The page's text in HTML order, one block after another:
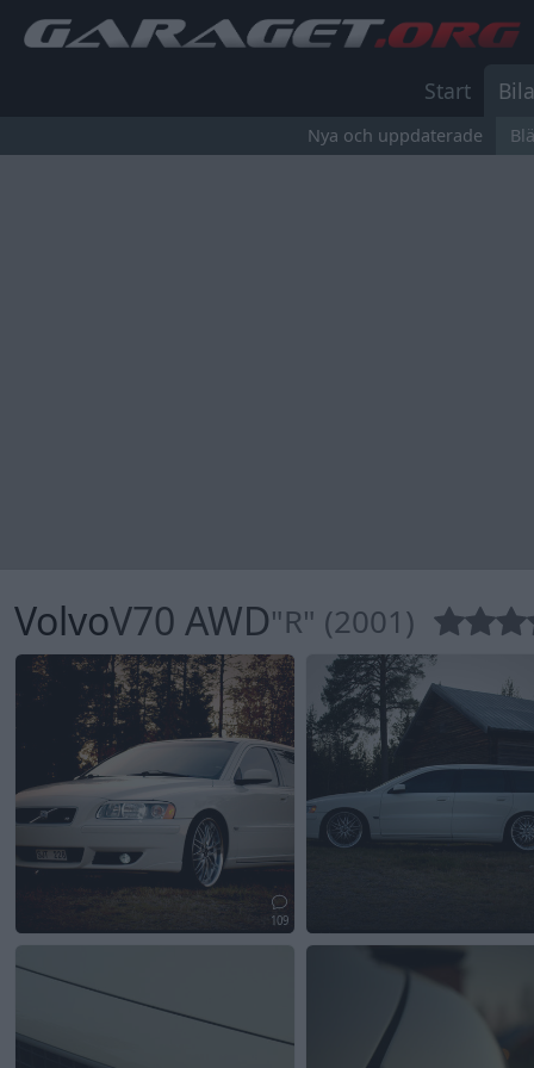
Start
Nya och uppdaterade
VolvoV70 AWD"R" (2001)
109